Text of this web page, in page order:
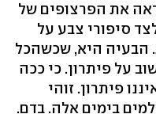
את הפרצופים של
סיפורי צבע על
הבעיה היא, שכשהכל
על פיתרון. כי ככה
פיתרון. זוהי
בימים אלה. בדם.